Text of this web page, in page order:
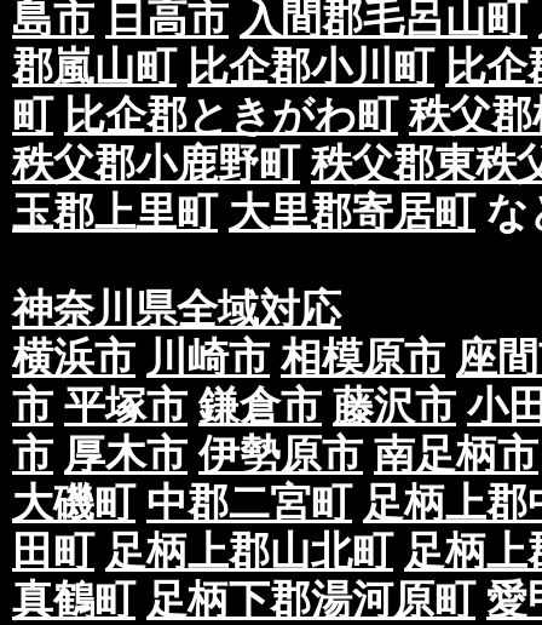
島市 日高市 入間郡毛呂山町
郡嵐山町 比企郡小川町 比
町 比企郡ときがわ町 秩父
秩父郡小鹿野町 秩父郡東秩
玉郡上里町 大里郡寄居町な
神奈川県全域対応
横浜市 川崎市 相模原市 座
市 平塚市 鎌倉市 藤沢市 小
市 厚木市 伊勢原市 南足柄市
大磯町 中郡二宮町 足柄上郡
田町 足柄上郡山北町 足柄上
真鶴町 足柄下郡湯河原町 愛